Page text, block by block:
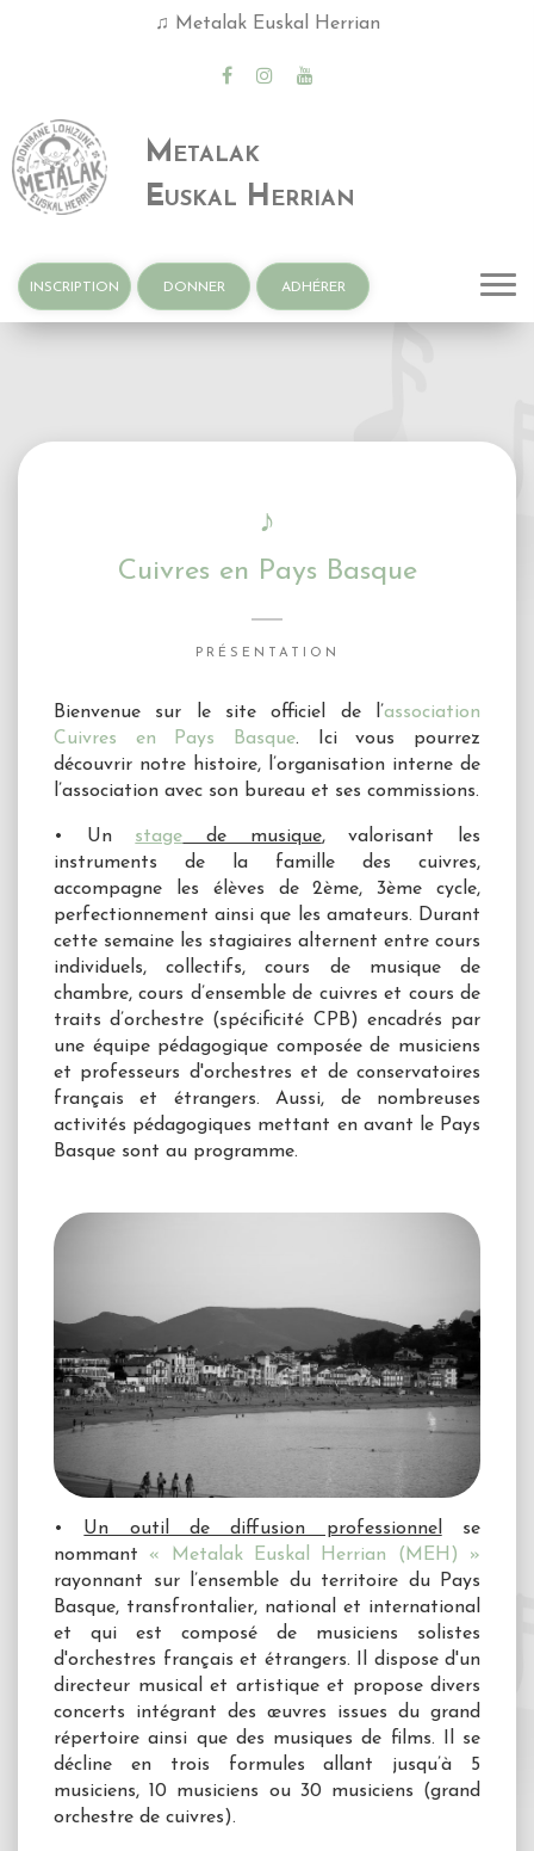
♫ Metalak Euskal Herrian
Metalak
Euskal Herrian
Donibaneko
Haizeak
INSCRIPTION DONNER ADHÉRER
♪
Cuivres en Pays Basque
PRÉSENTATION
Bienvenue sur le site officiel de l’association
Cuivres en Pays Basque. Ici vous pourrez
découvrir notre histoire, l’organisation interne de
l’association avec son bureau et ses commissions.
• Un stage de musique, valorisant les
instruments de la famille des cuivres,
accompagne les élèves de 2ème, 3ème cycle,
perfectionnement ainsi que les amateurs. Durant
cette semaine les stagiaires alternent entre cours
individuels, collectifs, cours de musique de
chambre, cours d’ensemble de cuivres et cours de
traits d’orchestre (spécificité CPB) encadrés par
une équipe pédagogique composée de musiciens
et professeurs d'orchestres et de conservatoires
français et étrangers. Aussi, de nombreuses
activités pédagogiques mettant en avant le Pays
Basque sont au programme.
• Un outil de diffusion professionnel
se
nommant « Metalak Euskal Herrian (MEH) »
rayonnant sur l’ensemble du territoire du Pays
Basque, transfrontalier, national et international
et qui est composé de musiciens solistes
d'orchestres français et étrangers. Il dispose d'un
directeur musical et artistique et propose divers
concerts intégrant des œuvres issues du grand
répertoire ainsi que des musiques de films. Il se
décline en trois formules allant jusqu’à 5
musiciens, 10 musiciens ou 30 musiciens (grand
orchestre de cuivres).